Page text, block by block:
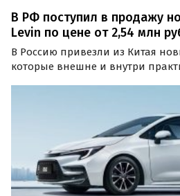
В РФ поступил в продажу
Levin по цене от 2,54 млн
В Россию привезли из Китая
которые внешне и внутри
«Автоновости дня» За